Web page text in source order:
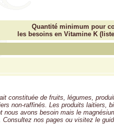
Quantité minimum pour
les besoins en Vitamine K
constituée de fruits, légumes,
non-raffinés. Les produits laitiers,
nous avons besoin mais le
nos pages ou visitez le